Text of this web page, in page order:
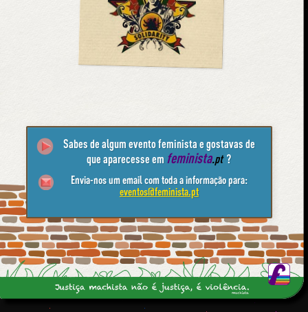
Sabes de algum evento feminista e gostavas de
que aparecesse em feminista.pt ?
Envia-nos um email com toda a informação para:
eventos@feminista.pt